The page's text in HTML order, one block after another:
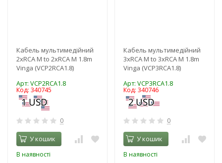
Кабель мультимедійний
2xRCA M to 2xRCA M 1.8m
Vinga (VCP2RCA1.8)
Арт: VCP2RCA1.8
Код: 340745
0
У кошик
В наявності
Кабель мультимедійний
3xRCA M to 3xRCA M 1.8m
Vinga (VCP3RCA1.8)
Арт: VCP3RCA1.8
Код: 340746
0
У кошик
В наявності